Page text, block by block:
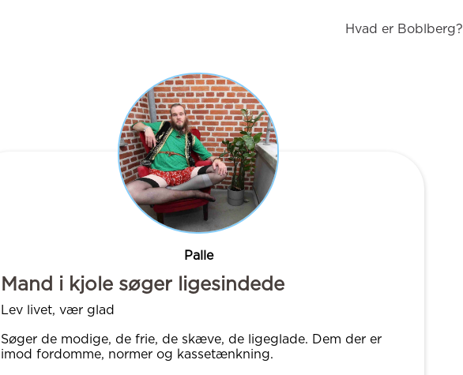
Hvad er Boblberg?
Palle
Mand i kjole søger ligesindede
Lev livet, vær glad
Søger de modige, de frie, de skæve, de ligeglade. Dem der er
imod fordomme, normer og kassetænkning.